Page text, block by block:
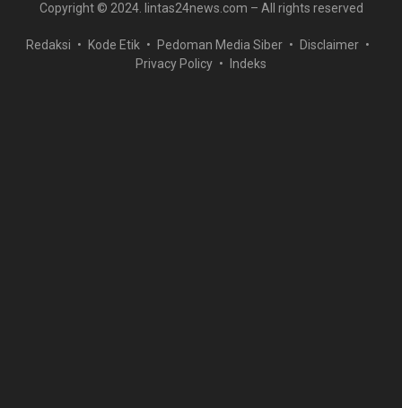
Copyright © 2024. lintas24news.com – All rights reserved
Redaksi Kode Etik Pedoman Media Siber
Disclaimer
Privacy Policy
Indeks